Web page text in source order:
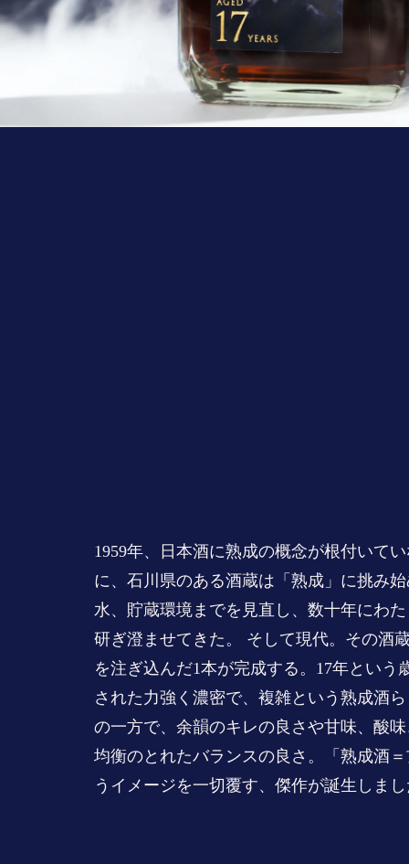
1959年、日本酒に熟成の概念が根付いて
に、石川県のある酒蔵は「熟成」に挑み
水、貯蔵環境までを見直し、数十年にわ
研ぎ澄ませてきた。 そして現代。その酒
を注ぎ込んだ1本が完成する。17年という
された力強く濃密で、複雑という熟成酒
の一方で、余韻のキレの良さや甘味、酸
均衡のとれたバランスの良さ。「熟成酒
うイメージを一切覆す、傑作が誕生しま